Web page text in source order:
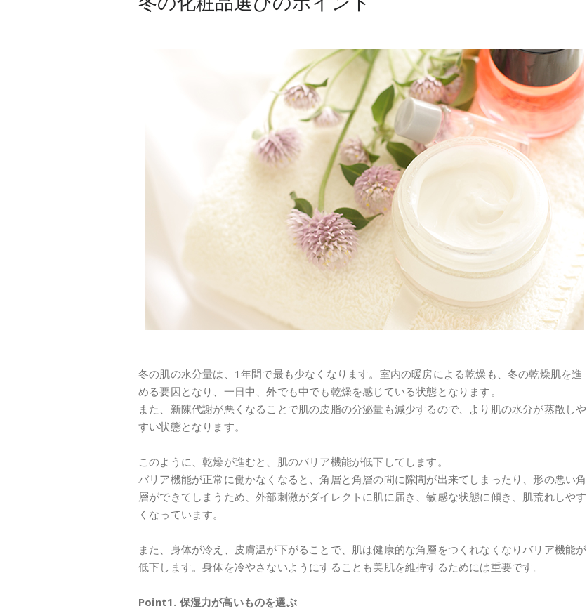
冬の肌の水分量は、1年間で最も少なくなります。室内の暖房による乾燥も、冬の乾燥肌を進
める要因となり、一日中、外でも中でも乾燥を感じている状態となります。
また、新陳代謝が悪くなることで肌の皮脂の分泌量も減少するので、より肌の水分が蒸散しや
すい状態となります。
このように、乾燥が進むと、肌のバリア機能が低下してします。
バリア機能が正常に働かなくなると、角層と角層の間に隙間が出来てしまったり、形の悪い角
層ができてしまうため、外部刺激がダイレクトに肌に届き、敏感な状態に傾き、肌荒れしやす
くなっています。
また、身体が冷え、皮膚温が下がることで、肌は健康的な角層をつくれなくなりバリア機能が
低下します。身体を冷やさないようにすることも美肌を維持するためには重要です。
Point1. 保湿力が高いものを選ぶ